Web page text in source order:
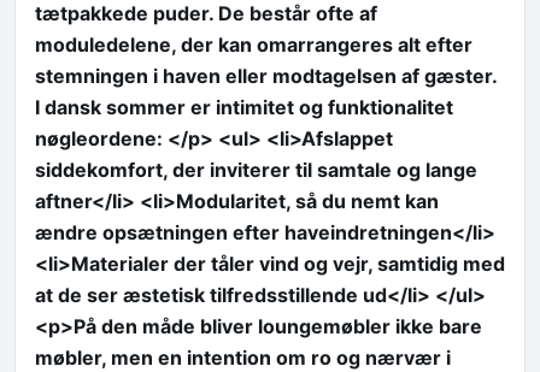
tætpakkede puder. De består ofte af
moduledelene, der kan omarrangeres alt efter
stemningen i haven eller modtagelsen af gæster.
I dansk sommer er intimitet og funktionalitet
nøgleordene: </p> <ul> <li>Afslappet
siddekomfort, der inviterer til samtale og lange
aftner</li> <li>Modularitet, så du nemt kan
ændre opsætningen efter haveindretningen</li>
<li>Materialer der tåler vind og vejr, samtidig med
at de ser æstetisk tilfredsstillende ud</li> </ul>
<p>På den måde bliver loungemøbler ikke bare
møbler, men en intention om ro og nærvær i